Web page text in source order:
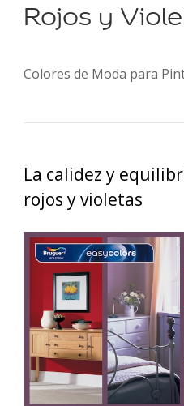
Rojos y
Colores de Moda para
La calidez y
rojos y violetas